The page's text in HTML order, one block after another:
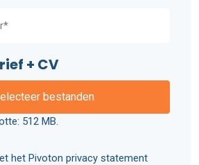
+ CV
bestanden
512 MB.
het Pivoton privacy statement